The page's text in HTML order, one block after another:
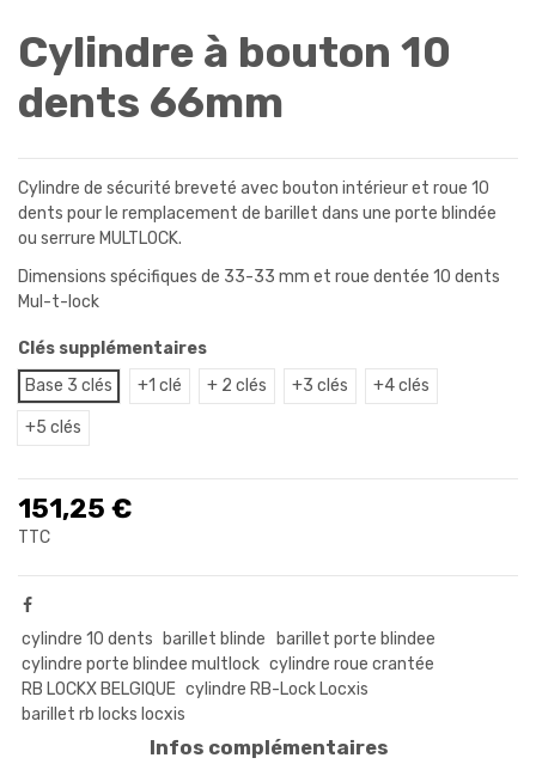
Cylindre à bouton 10
dents 66mm
Cylindre de sécurité breveté avec bouton intérieur et roue 10
dents pour le remplacement de barillet dans une porte blindée
ou serrure MULTLOCK.
Dimensions spécifiques de 33-33 mm et roue dentée 10 dents
Mul-t-lock
Clés supplémentaires
Base 3 clés
+1 clé + 2 clés +3 clés +4 clés
+5 clés
151,25 €
TTC
cylindre 10 dents barillet blinde
barillet porte blindee
cylindre porte blindee multlock cylindre roue crantée
RB LOCKX BELGIQUE cylindre RB-Lock Locxis
barillet rb locks locxis
Infos complémentaires